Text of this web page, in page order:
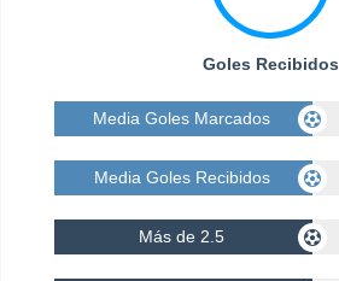
Goles Recibidos
Media Goles Marcados
Media Goles Recibidos
Más de 2.5